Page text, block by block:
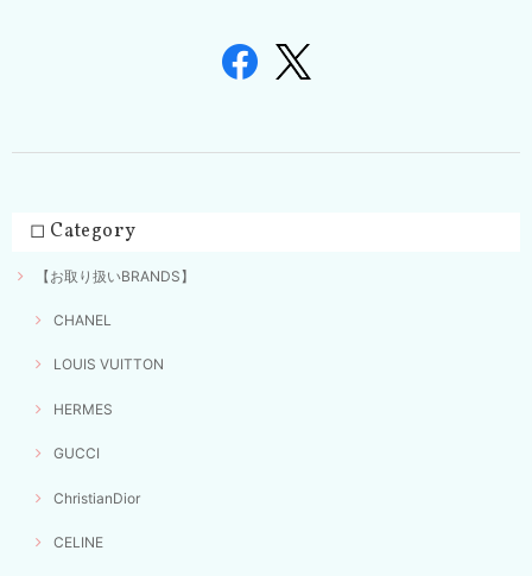
◻︎ Category
【お取り扱いBRANDS】
CHANEL
LOUIS VUITTON
HERMES
GUCCI
ChristianDior
CELINE